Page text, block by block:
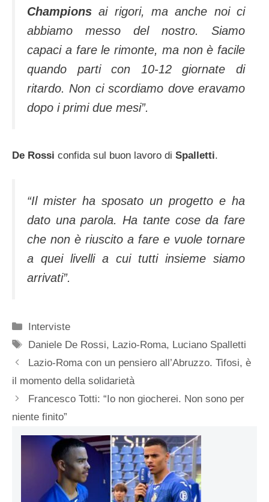
Champions ai rigori, ma anche noi ci
abbiamo messo del nostro. Siamo
capaci a fare le rimonte, ma non è facile
quando parti con 10-12 giornate di
ritardo. Non ci scordiamo dove eravamo
dopo i primi due mesi”.
De Rossi confida sul buon lavoro di Spalletti.
“Il mister ha sposato un progetto e ha
dato una parola. Ha tante cose da fare
che non è riuscito a fare e vuole tornare
a quei livelli a cui tutti insieme siamo
arrivati”.
Categorie
Interviste
Tag
Daniele De Rossi, Lazio-Roma, Luciano Spalletti
Lazio-Roma con un pensiero all’Abruzzo. Tifosi, è
il momento della solidarietà
Francesco Totti: “Io non giocherei. Non sono per
niente finito”